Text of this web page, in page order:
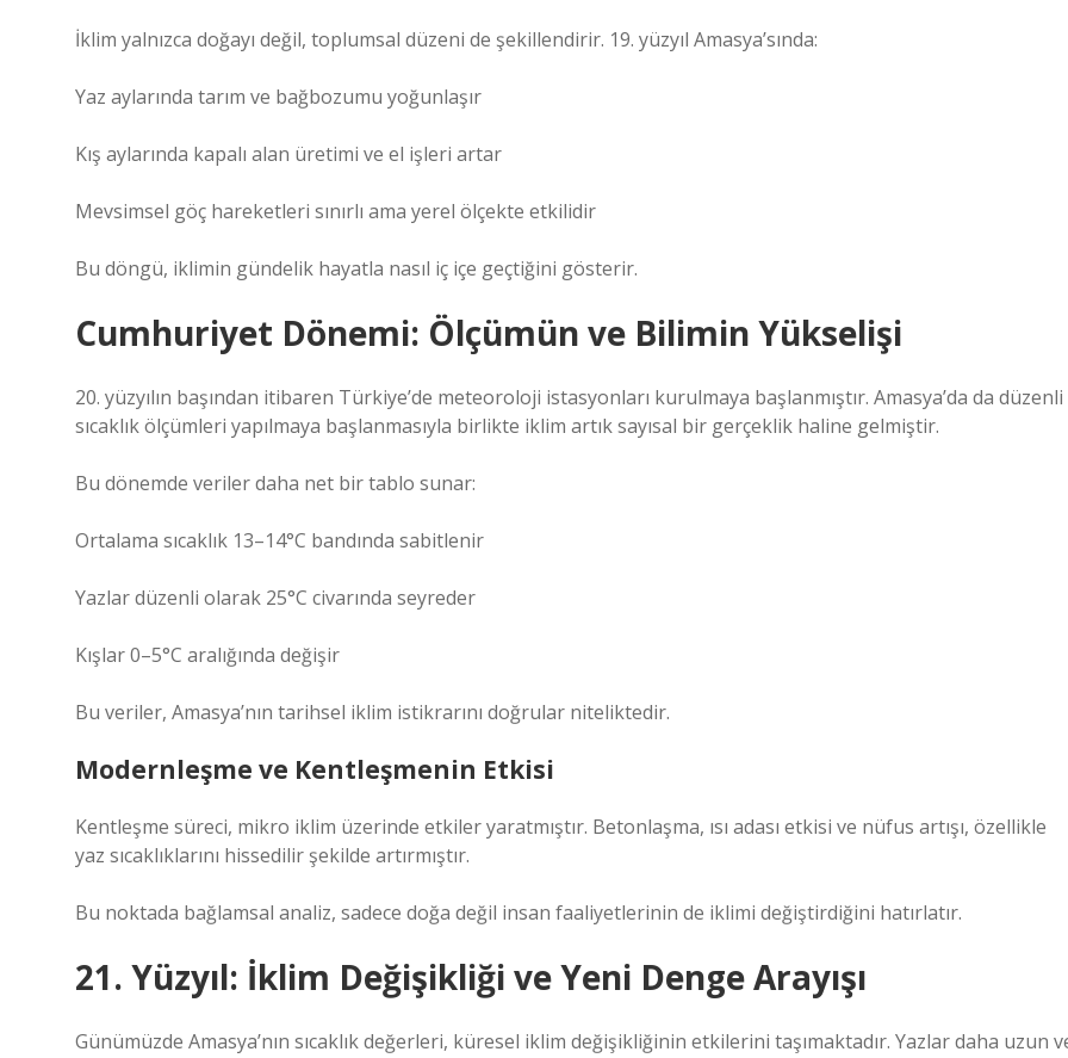
İklim yalnızca doğayı değil, toplumsal düzeni de şekillendirir. 19. yüzyıl Amasya’sında:
Yaz aylarında tarım ve bağbozumu yoğunlaşır
Kış aylarında kapalı alan üretimi ve el işleri artar
Mevsimsel göç hareketleri sınırlı ama yerel ölçekte etkilidir
Bu döngü, iklimin gündelik hayatla nasıl iç içe geçtiğini gösterir.
Cumhuriyet Dönemi: Ölçümün ve Bilimin Yükselişi
20. yüzyılın başından itibaren Türkiye’de meteoroloji istasyonları kurulmaya başlanmıştır. Amasya’da da düzenli
sıcaklık ölçümleri yapılmaya başlanmasıyla birlikte iklim artık sayısal bir gerçeklik haline gelmiştir.
Bu dönemde veriler daha net bir tablo sunar:
Ortalama sıcaklık 13–14°C bandında sabitlenir
Yazlar düzenli olarak 25°C civarında seyreder
Kışlar 0–5°C aralığında değişir
Bu veriler, Amasya’nın tarihsel iklim istikrarını doğrular niteliktedir.
Modernleşme ve Kentleşmenin Etkisi
Kentleşme süreci, mikro iklim üzerinde etkiler yaratmıştır. Betonlaşma, ısı adası etkisi ve nüfus artışı, özellikle
yaz sıcaklıklarını hissedilir şekilde artırmıştır.
Bu noktada bağlamsal analiz, sadece doğa değil insan faaliyetlerinin de iklimi değiştirdiğini hatırlatır.
21. Yüzyıl: İklim Değişikliği ve Yeni Denge Arayışı
Günümüzde Amasya’nın sıcaklık değerleri, küresel iklim değişikliğinin etkilerini taşımaktadır. Yazlar daha uzun